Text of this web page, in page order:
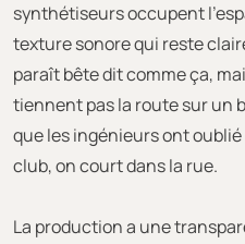
synthétiseurs occupent
texture sonore qui reste
paraît bête dit comme ça,
tiennent pas la route sur un
que les ingénieurs ont
club, on court dans la rue.
La production a une